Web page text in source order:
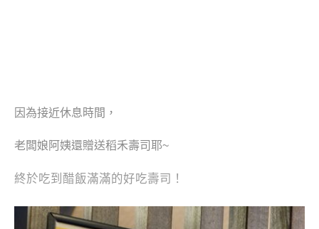
因為接近休息時間，
老闆娘阿姨還贈送稻禾壽司耶~
終於吃到醋飯滿滿的好吃壽司！